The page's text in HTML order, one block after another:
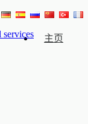
主页